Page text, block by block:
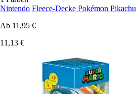
Nintendo Fleece-Decke Pokémon Pikachu
Ab 11,95 €
11,13 €